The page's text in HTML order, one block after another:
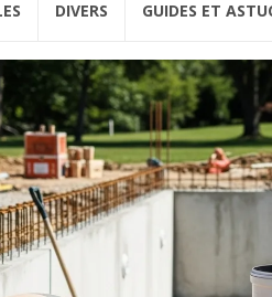
DIVERS GUIDES ET